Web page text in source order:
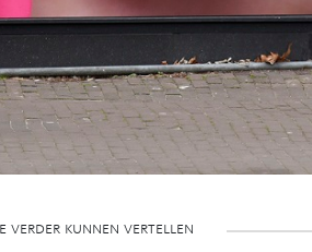
verder kunnen vertellen